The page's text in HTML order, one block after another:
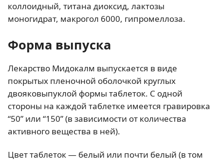
коллоидный, титана диоксид, лактозы
моногидрат, макрогол 6000, гипромеллоза.
Форма выпуска
Лекарство Мидокалм выпускается в виде
покрытых пленочной оболочкой круглых
двояковыпуклой формы таблеток. С одной
стороны на каждой таблетке имеется гравировка
“50” или “150” (в зависимости от количества
активного вещества в ней).
Цвет таблеток — белый или почти белый (в том